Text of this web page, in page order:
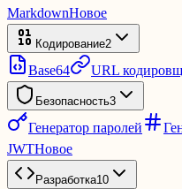
MarkdownНовое
Кодирование2
Base64 URL
Безопасность3
Генератор паролей
JWTНовое
Разработка10